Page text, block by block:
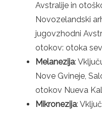
Avstralije in
Novozelandski
jugovzhodni
otokov: otoka
Melanezija:
Nove Gvineje,
otokov Nueva
Mikronezija: